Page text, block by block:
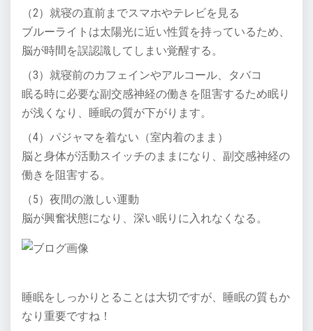
（2）就寝の直前までスマホやテレビを見る
ブルーライトは太陽光に近い性質を持っているため、
脳が時間を誤認識してしまい覚醒する。
（3）就寝前のカフェインやアルコール、タバコ
眠る時に必要な副交感神経の働きを阻害するため眠り
が浅くなり、睡眠の質が下がります。
（4）パジャマを着ない（室内着のまま）
脳と身体が活動スイッチのままになり、副交感神経の
働きを阻害する。
（5）夜間の激しい運動
脳が興奮状態になり、深い眠りに入れなくなる。
睡眠をしっかりとることは大切ですが、睡眠の質もか
なり重要ですね！